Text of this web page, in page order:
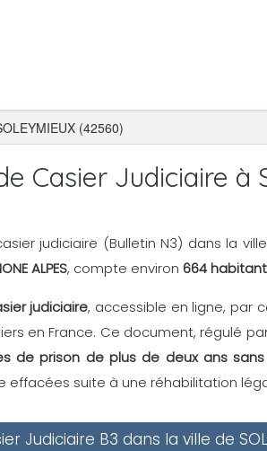
(42560)
Casier Judiciaire à
judiciaire (Bulletin N3) dans la ville
ALPES, compte environ 664
judiciaire, accessible en ligne, par
en France. Ce document, régulé
de prison de plus de deux ans sans
effacées suite à une réhabilitation
Judiciaire B3 dans la ville de